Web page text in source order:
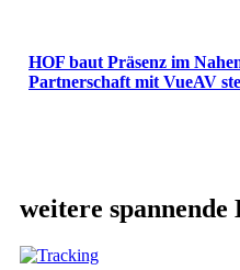
HOF baut Präsenz im
Partnerschaft mit VueAV
weitere spannende